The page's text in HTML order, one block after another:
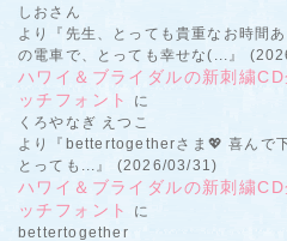
しおさん
より『先生、とっても貴重なお時間
の電車で、とっても幸せな(...』
ハワイ＆ブライダルの新刺繍
ッチフォント
に
くろやなぎ えつこ
より『bettertogetherさま💖 喜んで
とっても...』 (2026/03/31)
ハワイ＆ブライダルの新刺繍
ッチフォント
に
bettertogether